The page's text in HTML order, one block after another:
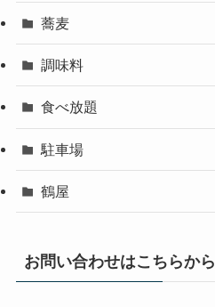
蕎麦
調味料
食べ放題
駐車場
鶴屋
お問い合わせはこちらから